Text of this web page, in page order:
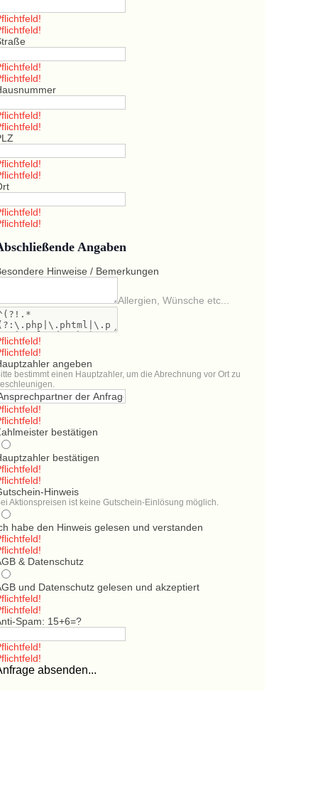
Angaben
Hinweise / Bemerkungen
Allergien, Wünsche etc...
angeben
bestimmt einen Hauptzahler, um die Abrechnung vor Ort zu
bestätigen
bestätigen
Hinweis
Aktionspreisen ist keine Gutschein-Einlösung möglich.
habe den Hinweis gelesen und verstanden
& Datenschutz
und Datenschutz gelesen und akzeptiert
Spam: 15+6=?
absenden...